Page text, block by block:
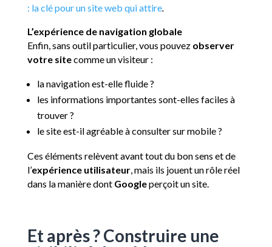
: la clé pour un site web qui attire.
L’expérience de navigation globale
Enfin, sans outil particulier, vous pouvezobserver
votre sitecomme un visiteur :
la navigation est-elle fluide ?
les informations importantes sont-elles faciles à
trouver ?
le site est-il agréable à consulter sur mobile ?
Ces éléments relèvent avant tout du bon sens et de
l’expérience utilisateur, mais ils jouent un rôle réel
dans la manière dont Googleperçoit un site.
Et après ? Construire une